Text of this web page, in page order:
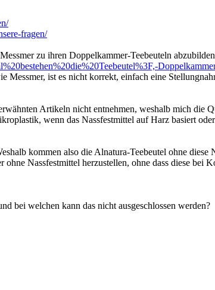
fragen/
zu ihren Doppelkammer-Teebeuteln
Messmer, ist es nicht korrekt, einfach eine
Artikeln nicht entnehmen, weshalb mich die
wenn das Nassfestmittel auf Harz basiert
kommen also die Alnatura-Teebeutel ohne diese
Nassfestmittel herzustellen, ohne dass diese bei
bei welchen kann das nicht ausgeschlossen werden?